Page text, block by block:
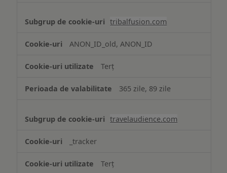
tribalfusion.com
ANON_ID_old, ANON_ID
Terț
365 zile, 89 zile
travelaudience.com
_tracker
Terț